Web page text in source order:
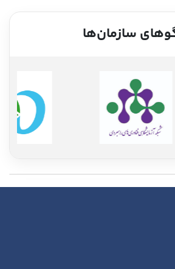
سازمان‌ها